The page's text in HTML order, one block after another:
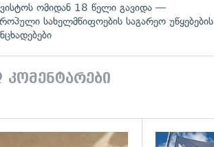
ომიდან 18 წელი გავიდა —
სახელმწიფოების საგარეო უწყებების
კომენტარები